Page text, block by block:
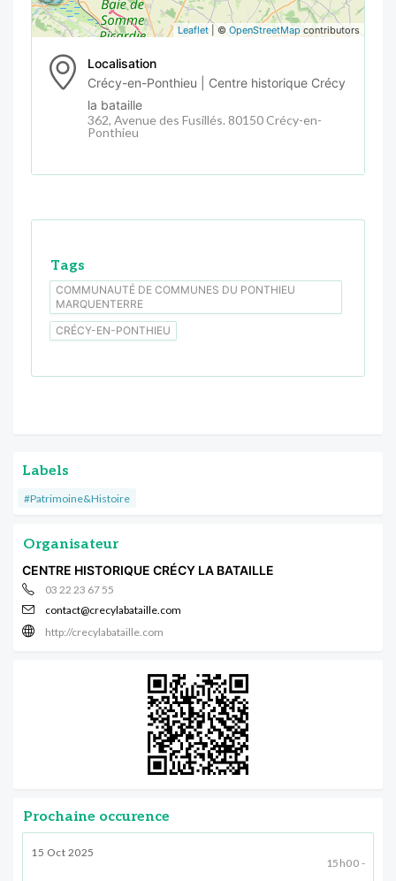
Leaflet | © OpenStreetMap contributors
Localisation
Crécy-en-Ponthieu | Centre historique Crécy
la bataille
362, Avenue des Fusillés. 80150 Crécy-en-
Ponthieu
Tags
COMMUNAUTÉ DE COMMUNES DU PONTHIEU
MARQUENTERRE
CRÉCY-EN-PONTHIEU
Labels
#Patrimoine&Histoire
Organisateur
CENTRE HISTORIQUE CRÉCY LA BATAILLE
03 22 23 67 55
contact@crecylabataille.com
http://crecylabataille.com
Prochaine occurence
15 Oct 2025
15h00 -